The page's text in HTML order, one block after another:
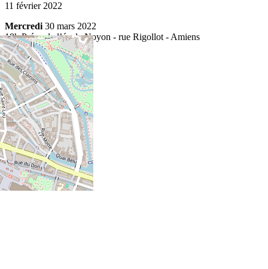
11 février 2022
Mercredi 30 mars 2022
18h Préau de l’école Noyon - rue Rigollot - Amiens
Plan